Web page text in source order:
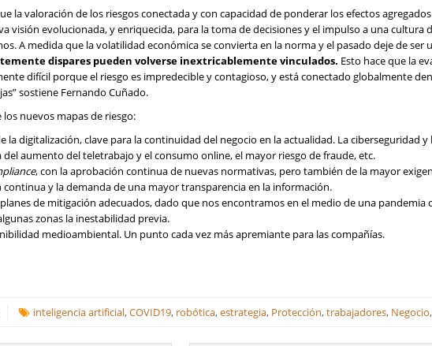
la valoración de los riesgos conectada y con capacidad de ponderar los efectos
visión evolucionada, y enriquecida, para la toma de decisiones y el impulso a una cultura
A medida que la volatilidad económica se convierta en la norma y el pasado deje de ser
dispares pueden volverse inextricablemente vinculados. Esto hace que la
difícil porque el riesgo es impredecible y contagioso, y está conectado globalmente
sostiene Fernando Cuñado.
los nuevos mapas de riesgo:
la digitalización, clave para la continuidad del negocio en la actualidad. La ciberseguridad y
del aumento del teletrabajo y el consumo online, el mayor riesgo de fraude, etc.
, con la aprobación continua de nuevas normativas, pero también de la mayor
y la demanda de una mayor transparencia en la información.
de mitigación adecuados, dado que nos encontramos en el medio de una pandemia
zonas la inestabilidad previa.
medioambiental. Un punto cada vez más apremiante para las compañías.
inteligencia artificial,COVID19, robótica,estrategia, Protección,trabajadores, Negocio,